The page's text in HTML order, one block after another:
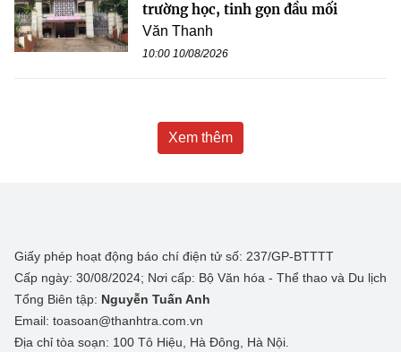
trường học, tinh gọn đầu mối
Văn Thanh
10:00 10/08/2026
Xem thêm
Giấy phép hoạt động báo chí điện tử số: 237/GP-BTTTT
Cấp ngày: 30/08/2024; Nơi cấp: Bộ Văn hóa - Thể thao và Du lịch
Tổng Biên tập: Nguyễn Tuấn Anh
Email: toasoan@thanhtra.com.vn
Địa chỉ tòa soạn: 100 Tô Hiệu, Hà Đông, Hà Nội.